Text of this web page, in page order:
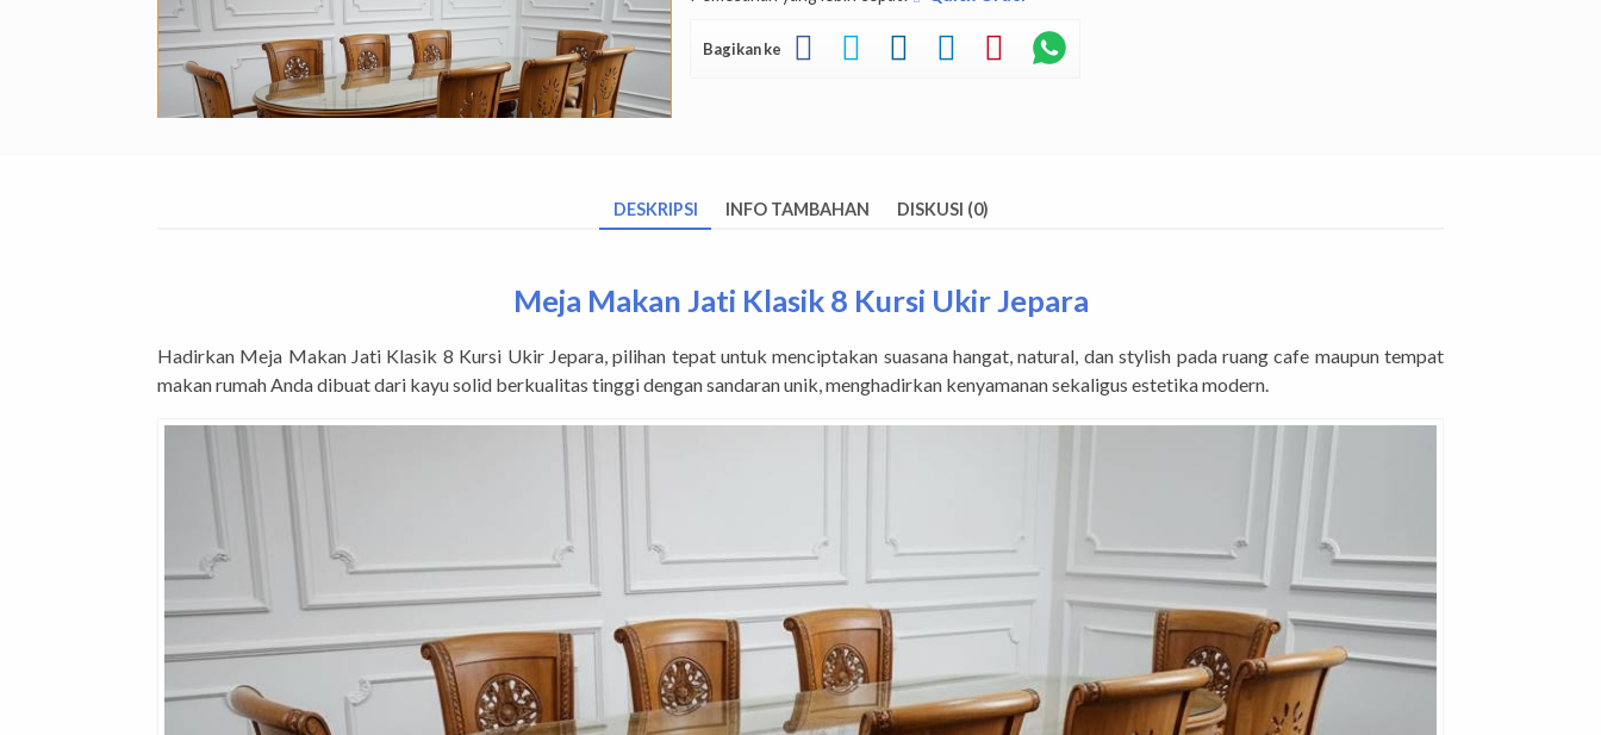
Bagikan ke
DESKRIPSI INFO TAMBAHAN DISKUSI (0)
Meja Makan Jati Klasik 8 Kursi Ukir Jepara
Hadirkan Meja Makan Jati Klasik 8 Kursi Ukir Jepara, pilihan tepat untuk menciptakan suasana hangat, natural, dan stylish pada ruang cafe maupun tempat
makan rumah Anda dibuat dari kayu solid berkualitas tinggi dengan sandaran unik, menghadirkan kenyamanan sekaligus estetika modern.